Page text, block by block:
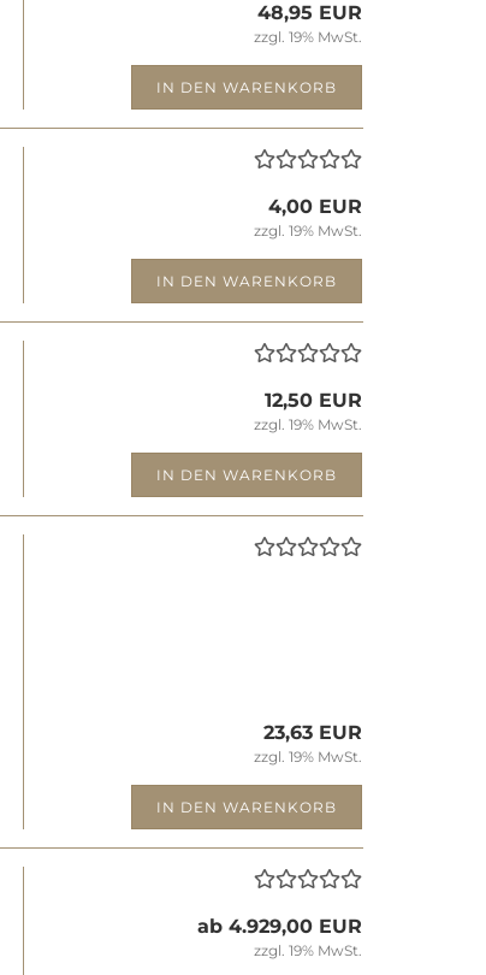
48,95 EUR
zzgl. 19% MwSt.
IN DEN WARENKORB
4,00 EUR
zzgl. 19% MwSt.
IN DEN WARENKORB
12,50 EUR
zzgl. 19% MwSt.
IN DEN WARENKORB
23,63 EUR
zzgl. 19% MwSt.
IN DEN WARENKORB
ab 4.929,00 EUR
zzgl. 19% MwSt.